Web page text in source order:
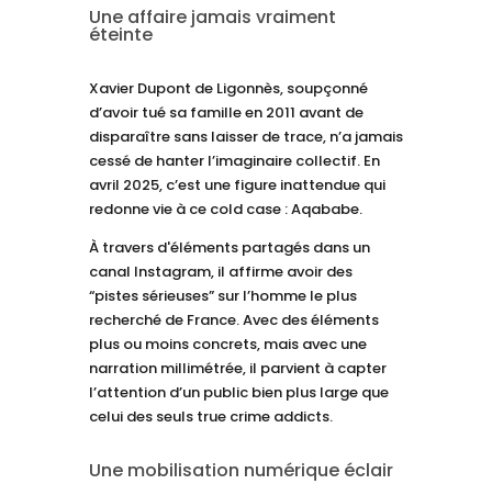
Une affaire jamais vraiment
éteinte
Xavier Dupont de Ligonnès, soupçonné
d’avoir tué sa famille en 2011 avant de
disparaître sans laisser de trace, n’a jamais
cessé de hanter l’imaginaire collectif. En
avril 2025, c’est une figure inattendue qui
redonne vie à ce cold case : Aqababe.
À travers d'éléments partagés dans un
canal Instagram, il affirme avoir des
“pistes sérieuses” sur l’homme le plus
recherché de France. Avec des éléments
plus ou moins concrets, mais avec une
narration millimétrée, il parvient à capter
l’attention d’un public bien plus large que
celui des seuls true crime addicts.
Une mobilisation numérique éclair